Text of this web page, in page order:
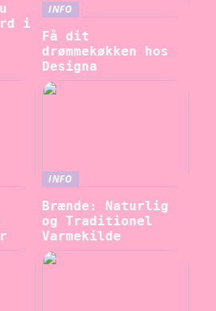
i
INFO
Få dit
drømmekøkken hos
Designa
INFO
Brænde: Naturlig
og Traditionel
Varmekilde